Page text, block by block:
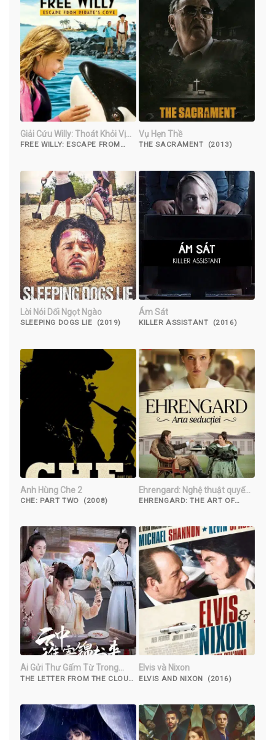
Giải Cứu Willy: Thoát Khỏi Vịnh
Hải Tặc
FREE WILLY: ESCAPE FROM
Vụ Hẹn Thề
THE SACRAMENT (2013)
Lời Nói Dối Ngọt Ngào
SLEEPING DOGS LIE (2019)
Ám Sát
KILLER ASSISTANT (2016)
Anh Hùng Che 2
CHE: PART TWO (2008)
Ehrengard: Nghệ thuật quyến
rũ
EHRENGARD: THE ART OF
Ai Gửi Thư Gấm Từ Trong
Mây
THE LETTER FROM THE CLOUD
Elvis và Nixon
ELVIS AND NIXON (2016)